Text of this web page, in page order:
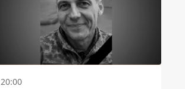
20:00